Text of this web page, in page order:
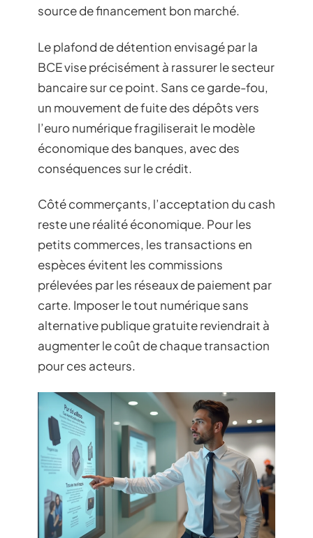
source de financement bon marché.
Le plafond de détention envisagé par la
BCE vise précisément à rassurer le secteur
bancaire sur ce point. Sans ce garde-fou,
un mouvement de fuite des dépôts vers
l’euro numérique fragiliserait le modèle
économique des banques, avec des
conséquences sur le crédit.
Côté commerçants, l’acceptation du cash
reste une réalité économique. Pour les
petits commerces, les transactions en
espèces évitent les commissions
prélevées par les réseaux de paiement par
carte. Imposer le tout numérique sans
alternative publique gratuite reviendrait à
augmenter le coût de chaque transaction
pour ces acteurs.